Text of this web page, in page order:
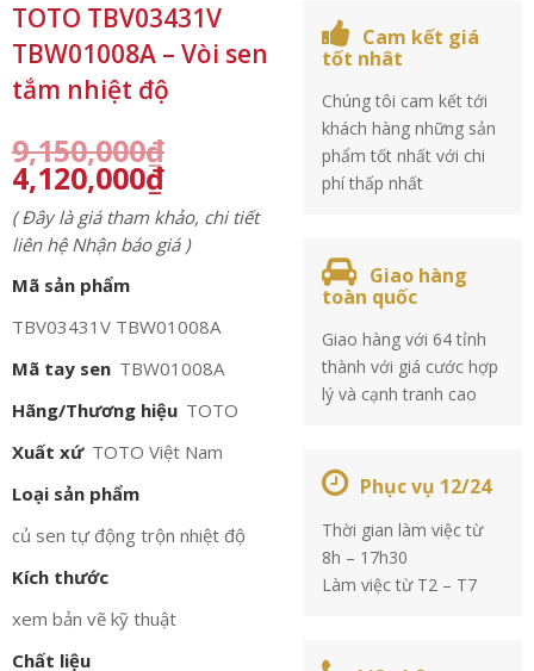
TOTO TBV03431V
TBW01008A – Vòi sen
tắm nhiệt độ
9,150,000₫
4,120,000₫
( Đây là giá tham khảo, chi tiết
liên hệ Nhận báo giá )
Mã sản phẩm
TBV03431V TBW01008A
Mã tay sen TBW01008A
Hãng/Thương hiệu TOTO
Xuất xứ TOTO Việt Nam
Loại sản phẩm
củ sen tự động trộn nhiệt độ
Kích thước
xem bản vẽ kỹ thuật
Chất liệu
Cam kết giá
tốt nhât
Chúng tôi cam kết tới
khách hàng những sản
phẩm tốt nhất với chi
phí thấp nhất
Giao hàng
toàn quốc
Giao hàng với 64 tỉnh
thành với giá cước hợp
lý và cạnh tranh cao
Phục vụ 12/24
Thời gian làm việc từ
8h – 17h30
Làm việc từ T2 – T7